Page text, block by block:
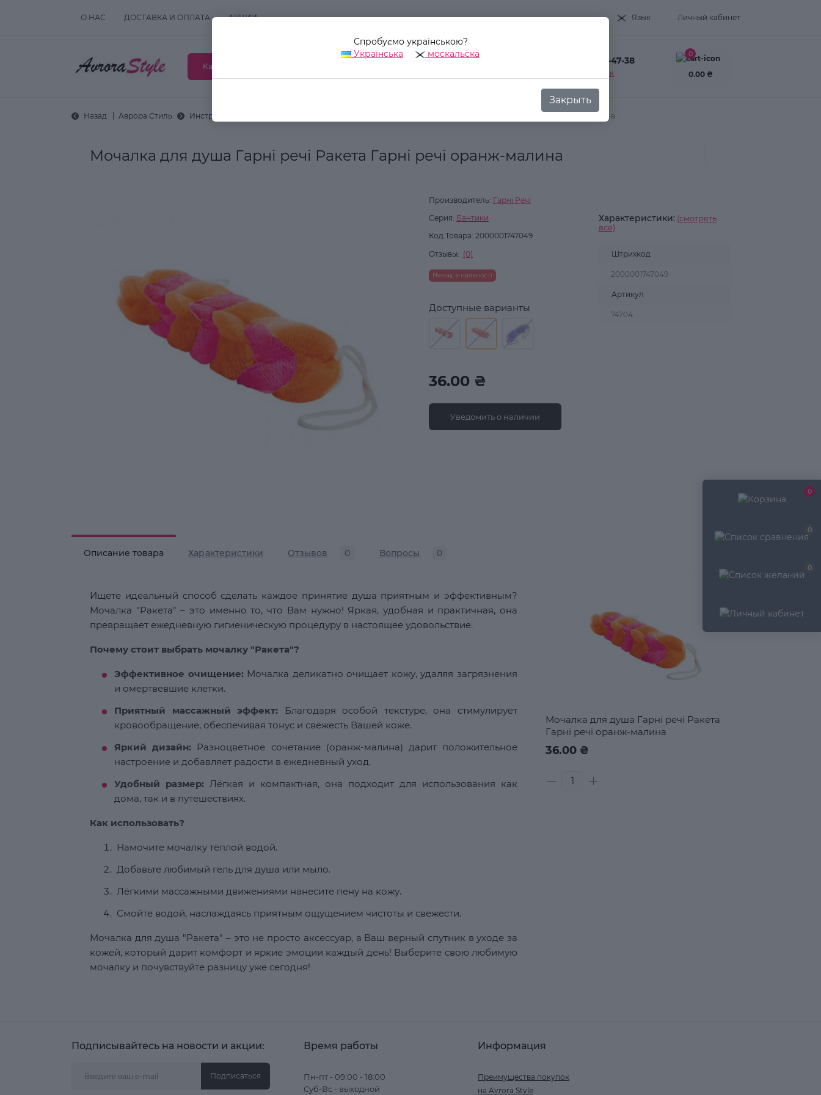
0
0
0
О НАС ДОСТАВКА И ОПЛАТА АКЦИИ Язык Личный кабинет
Каталог товаров
+38(093) 995-47-38
Заказать звонок
0
0.00 ₴
Назад Аврора Стиль Инструменты и аксессуары Мочалка для душа Гарні речі Ракета Гарні речі оранж-малина
Спробуємо українською?
Українська
москальска
Закрыть
Мочалка для душа Гарні речі Ракета Гарні речі оранж-малина
Производитель: Гарні Речі
Серия: Бантики
Код Товара: 2000001747049
Отзывы: (0)
Немає в наявності
Доступные варианты
36.00 ₴
Уведомить о наличии
Характеристики: (смотреть
все)
Штрихкод
2000001747049
Артикул
74704
Описание товара Характеристики Отзывов 0 Вопросы 0
Ищете идеальный способ сделать каждое принятие душа приятным и эффективным?
Мочалка "Ракета" – это именно то, что Вам нужно! Яркая, удобная и практичная, она
превращает ежедневную гигиеническую процедуру в настоящее удовольствие.
Почему стоит выбрать мочалку "Ракета"?
Эффективное очищение:Мочалка деликатно очищает кожу, удаляя загрязнения
и омертвевшие клетки.
Приятный массажный эффект: Благодаря особой текстуре, она стимулирует
кровообращение, обеспечивая тонус и свежесть Вашей коже.
Яркий дизайн: Разноцветное сочетание (оранж-малина) дарит положительное
настроение и добавляет радости в ежедневный уход.
Удобный размер: Лёгкая и компактная, она подходит для использования как
дома, так и в путешествиях.
Как использовать?
Намочите мочалку тёплой водой.
Добавьте любимый гель для душа или мыло.
Лёгкими массажными движениями нанесите пену на кожу.
Смойте водой, наслаждаясь приятным ощущением чистоты и свежести.
Мочалка для душа "Ракета" – это не просто аксессуар, а Ваш верный спутник в уходе за
кожей, который дарит комфорт и яркие эмоции каждый день! Выберите свою любимую
мочалку и почувствуйте разницу уже сегодня!
Мочалка для душа Гарні речі Ракета
Гарні речі оранж-малина
36.00 ₴
Подписывайтесь на новости и акции:
Подписаться
Время работы
Пн-пт - 09:00 - 18:00
Суб-Вс - выходной
Информация
Преимущества покупок
на Avrora Style